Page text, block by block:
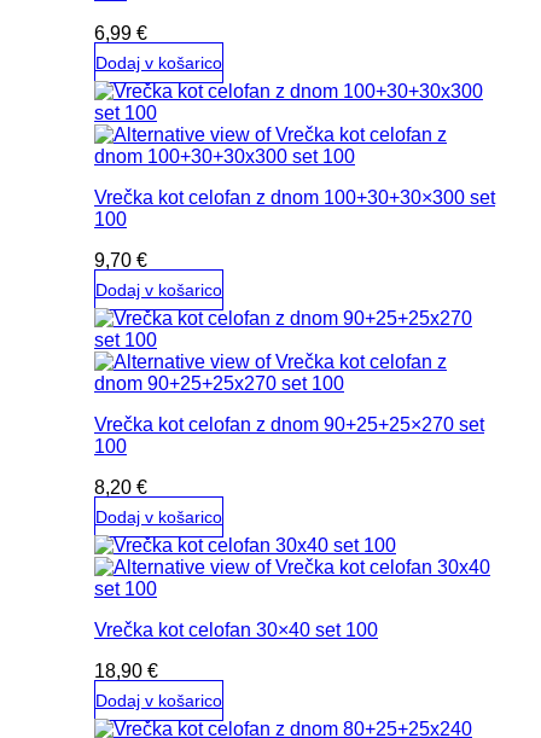
6,99 €
Dodaj v košarico
Vrečka kot celofan z dnom 100+30+30×300 set
100
9,70 €
Dodaj v košarico
Vrečka kot celofan z dnom 90+25+25×270 set
100
8,20 €
Dodaj v košarico
Vrečka kot celofan 30×40 set 100
18,90 €
Dodaj v košarico